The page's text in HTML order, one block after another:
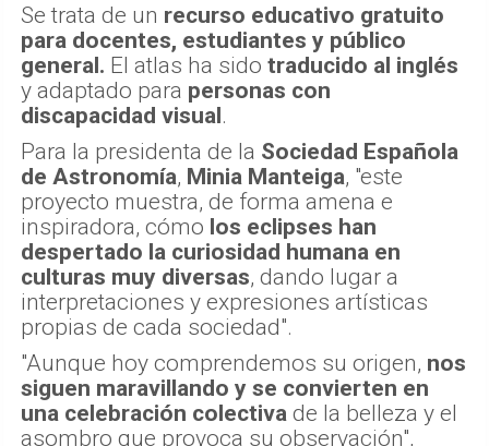
Se trata de un recurso educativo gratuito
para docentes, estudiantes y público
general. El atlas ha sido traducido al inglés
y adaptado para personas con
discapacidad visual.
Para la presidenta de la Sociedad Española
de Astronomía, Minia Manteiga, "este
proyecto muestra, de forma amena e
inspiradora, cómo los eclipses han
despertado la curiosidad humana en
culturas muy diversas, dando lugar a
interpretaciones y expresiones artísticas
propias de cada sociedad".
"Aunque hoy comprendemos su origen, nos
siguen maravillando y se convierten en
una celebración colectiva de la belleza y el
asombro que provoca su observación",